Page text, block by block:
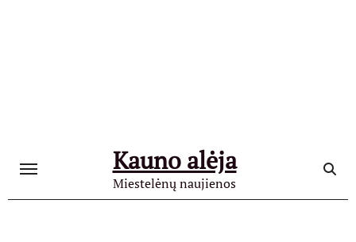
Kauno alėja
Miestelėnų naujienos